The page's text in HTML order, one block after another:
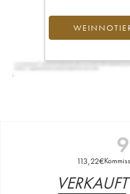
113,22€
VERKAUFT